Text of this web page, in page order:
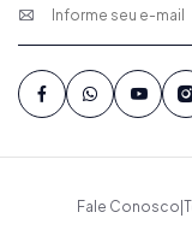
Fale Conosco|